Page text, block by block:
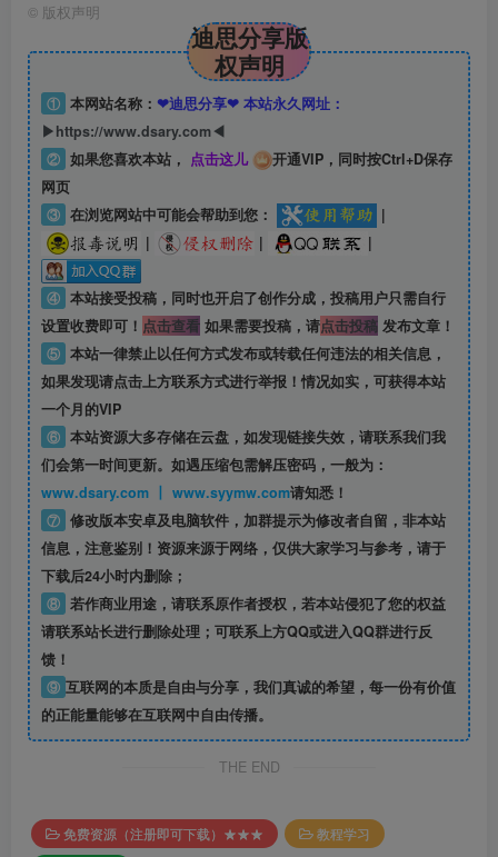
© 版权声明
迪思分享版
权声明
① 本网站名称： ❤迪思分享❤ 本站永久网址：
▶https://www.dsary.com◀
② 如果您喜欢本站， 点击这儿
开通VIP，同时按Ctrl+D保存
网页
③ 在浏览网站中可能会帮助到您：
|
|
| |
④ 本站接受投稿，同时也开启了创作分成，投稿用户只需自行
设置收费即可！ 点击查看如果需要投稿，请点击投稿发布文章！
⑤ 本站一律禁止以任何方式发布或转载任何违法的相关信息，
如果发现请点击上方联系方式进行举报！情况如实，可获得本站
一个月的VIP
⑥ 本站资源大多存储在云盘，如发现链接失效，请联系我们我
们会第一时间更新。如遇压缩包需解压密码，一般为：
www.dsary.com 丨 www.syymw.com请知悉！
⑦ 修改版本安卓及电脑软件，加群提示为修改者自留， 非本站
信息，注意鉴别！资源来源于网络，仅供大家学习与参考，请于
下载后24小时内删除；
⑧ 若作商业用途，请联系原作者授权，若本站侵犯了您的权益
请联系站长进行删除处理；可联系上方QQ或进入QQ群进行反
馈！
⑨ 互联网的本质是自由与分享，我们真诚的希望，每一份有价值
的正能量能够在互联网中自由传播。
THE END
免费资源（注册即可下载）★★★
教程学习